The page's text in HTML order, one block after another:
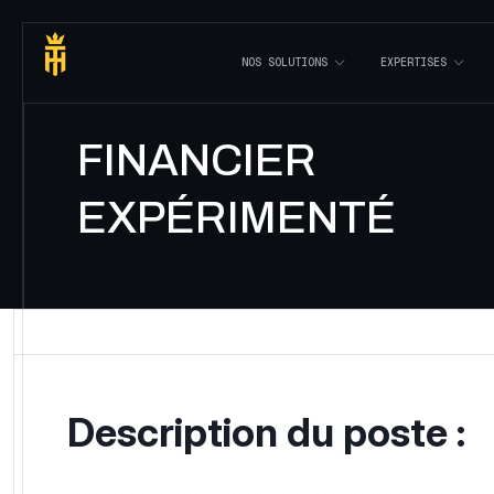
NOS SOLUTIONS EXPERTISES
FINANCIER
EXPÉRIMENTÉ
Description du poste :